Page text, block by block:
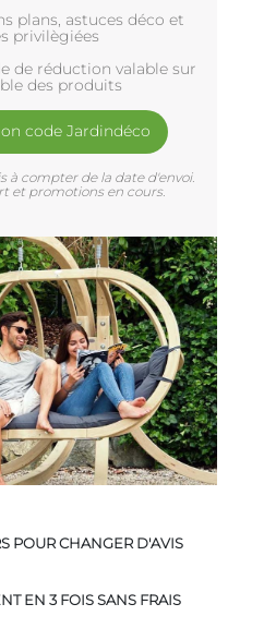
plans, astuces déco et
privilègiées
de réduction valable sur
des produits
code Jardindéco
à compter de la date d'envoi.
et promotions en cours.
POUR CHANGER D'AVIS
EN 3 FOIS SANS FRAIS